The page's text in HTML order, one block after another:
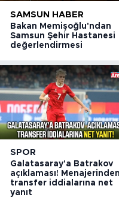
SAMSUN HABER
Bakan Memişoğlu'ndan
Samsun Şehir Hastanesi
değerlendirmesi
SPOR
Galatasaray'a Batrakov
açıklaması! Menajerinden
transfer iddialarına net
yanıt